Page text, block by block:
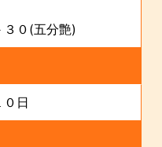
０(五分艶)
０日